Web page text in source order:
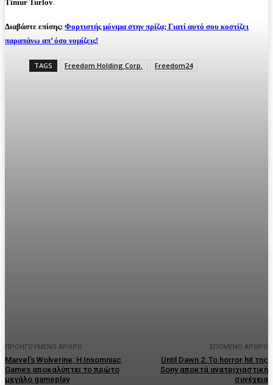
Timur Turlov
Διαβάστε επίσης: Φορτιστής μόνιμα στην πρίζα; Γιατί αυτό σου κοστίζει
παραπάνω απ’ όσο νομίζεις!
TAGS Freedom Holding Corp. Freedom24
ΠΡΟΗΓΟΎΜΕΝΟ ΆΡΘΡΟ
Marvel’s Wolverine: Η Insomniac
Games αποκαλύπτει το πρώτο
μεγάλο gameplay
ΕΠΌΜΕΝΟ ΆΡΘΡΟ
Until Dawn 2: Το horror hit της
Sony αποκτά ανατριχιαστική
συνέχεια